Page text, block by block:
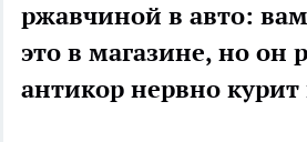
ржавчиной в авто:
это в магазине, но он
антикор нервно курит